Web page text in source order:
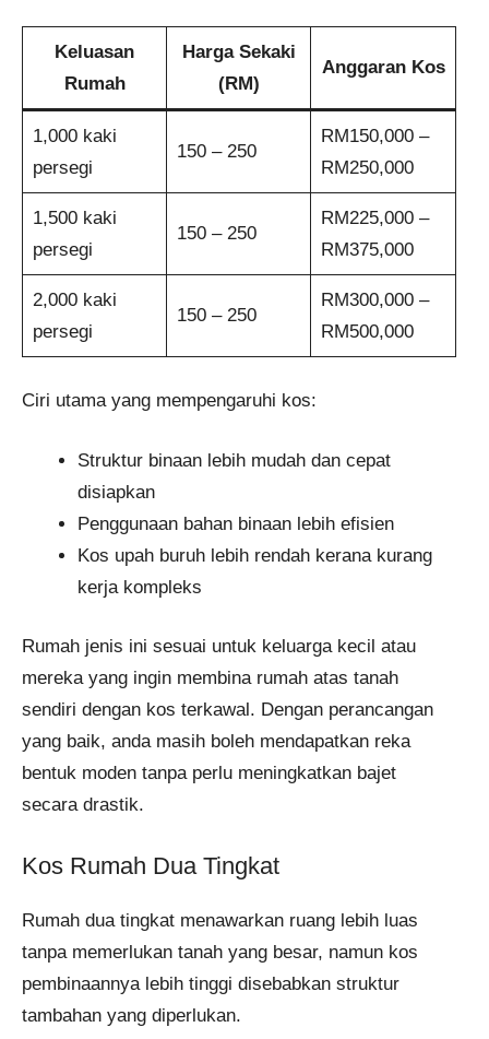
Keluasan
Rumah
Harga Sekaki
(RM)
Anggaran Kos
1,000 kaki
persegi
150 – 250
RM150,000 –
RM250,000
1,500 kaki
persegi
150 – 250
RM225,000 –
RM375,000
2,000 kaki
persegi
150 – 250
RM300,000 –
RM500,000
Ciri utama yang mempengaruhi kos:
Struktur binaan lebih mudah dan cepat
disiapkan
Penggunaan bahan binaan lebih efisien
Kos upah buruh lebih rendah kerana kurang
kerja kompleks
Rumah jenis ini sesuai untuk keluarga kecil atau
mereka yang ingin membina rumah atas tanah
sendiri dengan kos terkawal. Dengan perancangan
yang baik, anda masih boleh mendapatkan reka
bentuk moden tanpa perlu meningkatkan bajet
secara drastik.
Kos Rumah Dua Tingkat
Rumah dua tingkat menawarkan ruang lebih luas
tanpa memerlukan tanah yang besar, namun kos
pembinaannya lebih tinggi disebabkan struktur
tambahan yang diperlukan.